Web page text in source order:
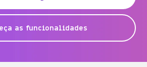
as funcionalidades